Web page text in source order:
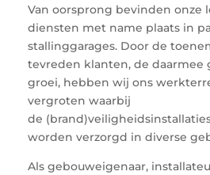
Van oorsprong bevinden onze
diensten met name plaats in
stallinggarages. Door de
tevreden klanten, de daarmee
groei, hebben wij ons
vergroten waarbij
de
worden verzorgd in diverse
Als gebouweigenaar,